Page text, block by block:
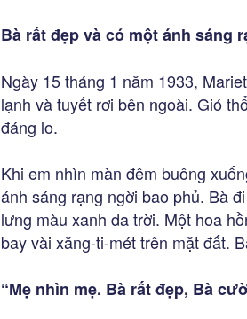
Bà rất đẹp và có một ánh sáng
Ngày 15 tháng 1 năm 1933,
lạnh và tuyết rơi bên ngoài. Gió
đáng lo.
Khi em nhìn màn đêm buông
ánh sáng rạng ngời bao phủ. Bà
lưng màu xanh da trời. Một hoa
bay vài xăng-ti-mét trên mặt đất.
“Mẹ nhìn mẹ. Bà rất đẹp, Bà